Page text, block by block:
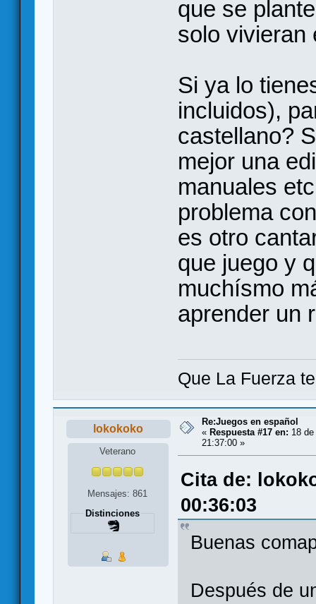
que se
solo
Si ya lo
incluidos),
castellano?
mejor una
manuales
problema
es otro
que juego y
muchísmo
aprender un
Que La Fuerza
lokokoko
Veterano
Mensajes: 861
Distinciones
Re:Juegos en español
« Respuesta #17 en: 18
21:37:00 »
Cita de:
00:36:03
Buenas
Después de